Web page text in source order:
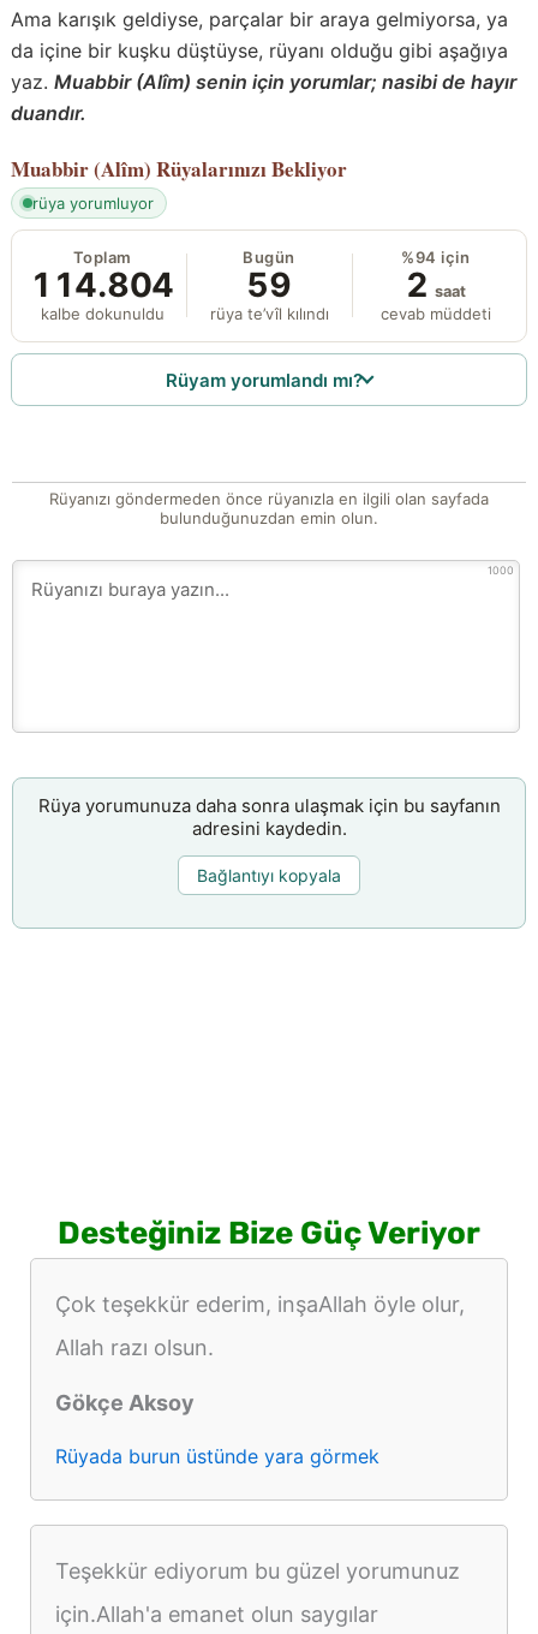
Ama karışık geldiyse, parçalar bir araya gelmiyorsa, ya
da içine bir kuşku düştüyse, rüyanı olduğu gibi aşağıya
yaz. Muabbir (Alîm) senin için yorumlar; nasibi de hayır
duandır.
Muabbir (Alîm) Rüyalarınızı Bekliyor
rüya yorumluyor
Toplam
114.804
kalbe dokunuldu
Bugün
59
rüya te’vîl kılındı
%94 için
2 saat
cevab müddeti
Rüyam yorumlandı mı?
Rüyanızı göndermeden önce rüyanızla en ilgili olan sayfada
bulunduğunuzdan emin olun.
1000
Rüya yorumunuza daha sonra ulaşmak için bu sayfanın
adresini kaydedin.
Bağlantıyı kopyala
Desteğiniz Bize Güç Veriyor
Çok teşekkür ederim, inşaAllah öyle olur,
Allah razı olsun.
Gökçe Aksoy
Rüyada burun üstünde yara görmek
Teşekkür ediyorum bu güzel yorumunuz
için.Allah'a emanet olun saygılar